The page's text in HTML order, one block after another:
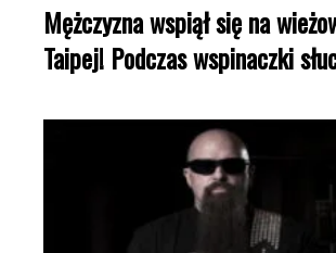
Mężczyzna wspiął się na
Taipej! Podczas wspinaczki